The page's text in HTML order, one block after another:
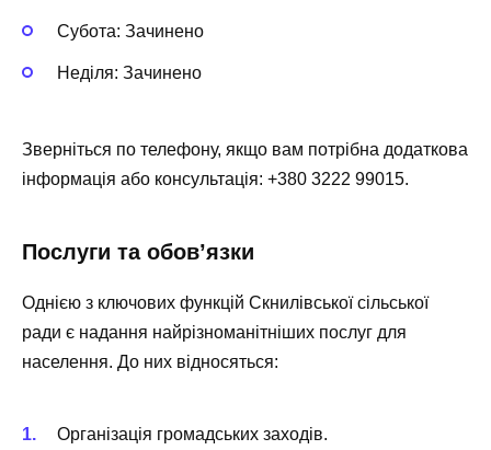
Субота: Зачинено
Неділя: Зачинено
Зверніться по телефону, якщо вам потрібна додаткова
інформація або консультація: +380 3222 99015.
Послуги та обов’язки
Однією з ключових функцій Скнилівської сільської
ради є надання найрізноманітніших послуг для
населення. До них відносяться:
Організація громадських заходів.